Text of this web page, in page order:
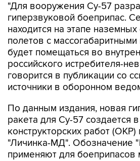
"Для вооружения Су-57
гиперзвуковой боеприпас.
находится на этапе
полетов с
будет помещаться во
российского истребителя-
говорится в публикации со
источники в оборонном
По данным издания, новая
ракета для Су-57 создается
конструкторских работ
"Личинка-МД". Обозначение
применяют для боеприпасов